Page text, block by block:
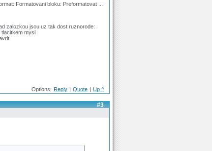
Formatovani bloku: Preformatovat ...
zalozkou jsou uz tak dost ruznorode:
tlacitkem mysi
Options: Reply | Quote | Up ^
#3